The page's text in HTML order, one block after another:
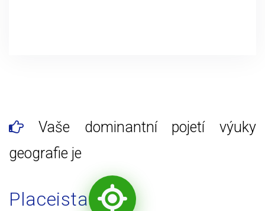
Vaše dominantní pojetí výuky
geografie je
Placeista